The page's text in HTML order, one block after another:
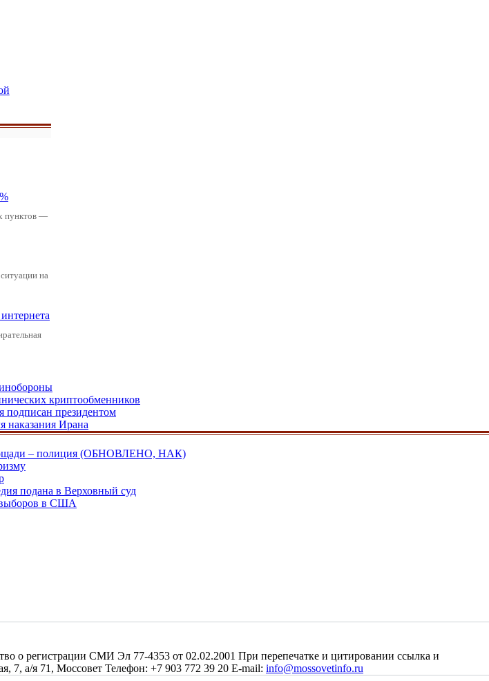
пунктов —
на
криптообменников
подписан президентом
наказания Ирана
– полиция (ОБНОВЛЕНО, НАК)
подана в Верховный суд
выборов в США
СМИ Эл 77-4353 от 02.02.2001 При перепечатке и цитировании ссылка и
а/я 71, Моссовет Телефон: +7 903 772 39 20 E-mail: info@mossovetinfo.ru